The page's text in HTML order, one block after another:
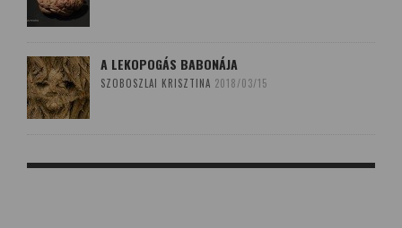
A LEKOPOGÁS BABONÁJA
SZOBOSZLAI KRISZTINA 2018/03/15